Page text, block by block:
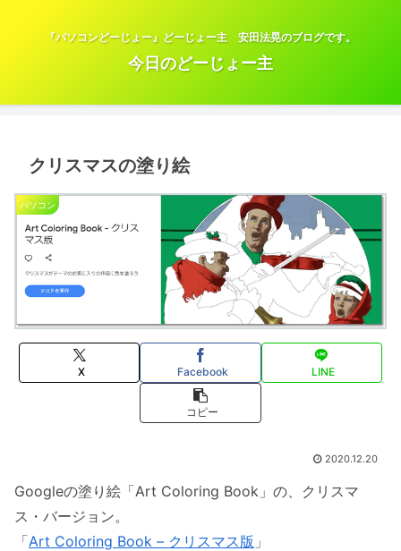
『パソコンどーじょー』どーじょー主 安田法晃のブログです。
今日のどーじょー主
クリスマスの塗り絵
パソコン
X Facebook LINE
コピー
2020.12.20
Googleの塗り絵「Art Coloring Book」の、クリスマ
ス・バージョン。
「Art Coloring Book – クリスマス版 」